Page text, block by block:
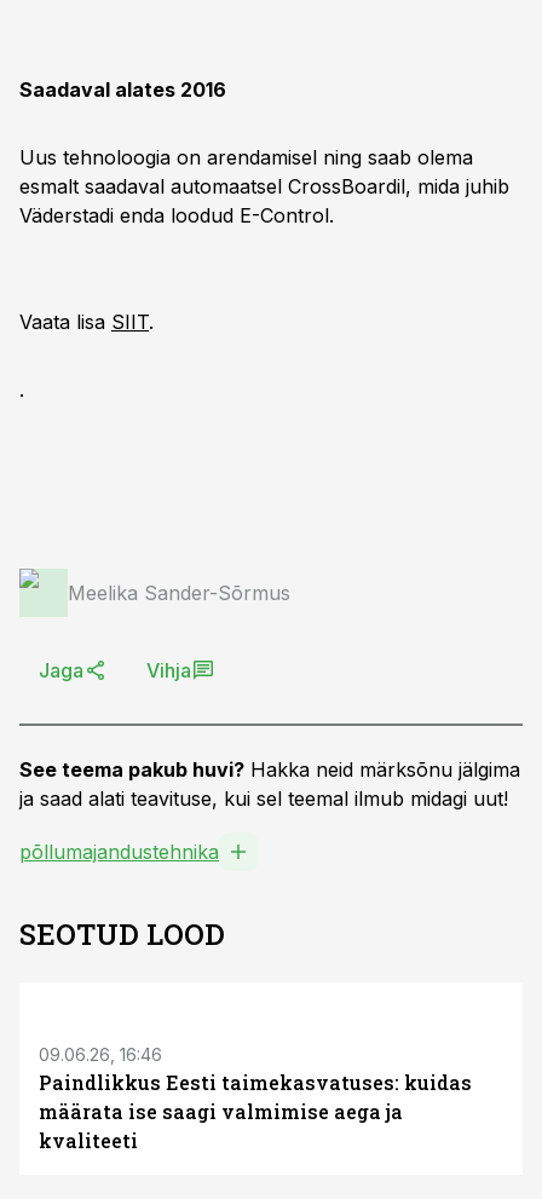
Saadaval alates 2016
Uus tehnoloogia on arendamisel ning saab olema
esmalt saadaval automaatsel CrossBoardil, mida juhib
Väderstadi enda loodud E-Control.
Vaata lisa SIIT.
.
Meelika Sander-Sõrmus
Jaga Vihja
See teema pakub huvi? Hakka neid märksõnu jälgima
ja saad alati teavituse, kui sel teemal ilmub midagi uut!
põllumajandustehnika
SEOTUD LOOD
09.06.26, 16:46
Paindlikkus Eesti taimekasvatuses: kuidas
määrata ise saagi valmimise aega ja
kvaliteeti